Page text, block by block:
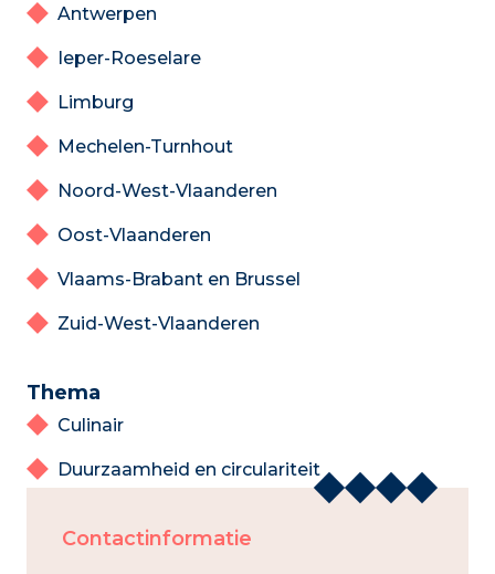
Antwerpen
Ieper-Roeselare
Limburg
Mechelen-Turnhout
Noord-West-Vlaanderen
Oost-Vlaanderen
Vlaams-Brabant en Brussel
Zuid-West-Vlaanderen
Thema
Culinair
Duurzaamheid en circulariteit
Contactinformatie